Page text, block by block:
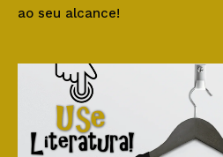
ao seu alcance!